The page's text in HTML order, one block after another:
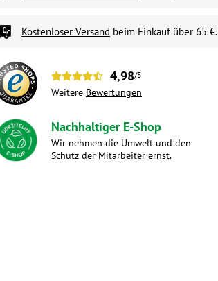
Kostenloser Versand beim Einkauf über 65 €.
4,98/5
Weitere Bewertungen
Nachhaltiger E-Shop
Wir nehmen die Umwelt und den
Schutz der Mitarbeiter ernst.